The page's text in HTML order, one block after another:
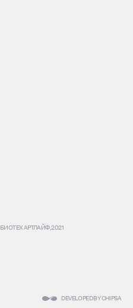
БИОТЕХ АРТЛАЙФ, 2021
DEVELOPED BY CHIPSA